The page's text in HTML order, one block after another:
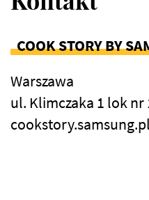
COOK STORY BY
Warszawa
ul. Klimczaka 1 lok nr
cookstory.samsung.pl